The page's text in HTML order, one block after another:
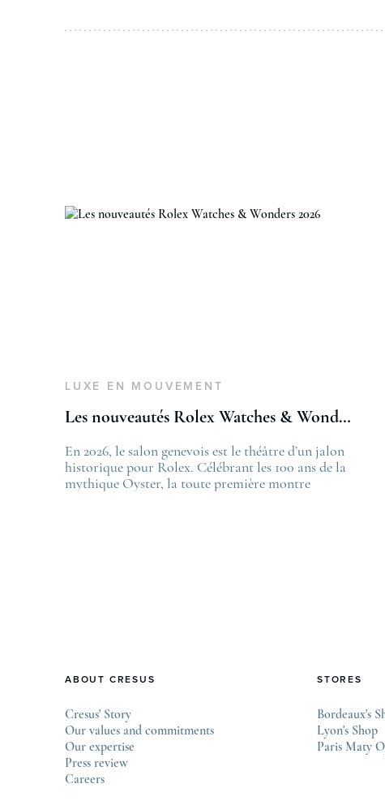
LUXE EN MOUVEMENT
Les nouveautés Rolex Watches & Wonders 2026
En 2026, le salon genevois est le théâtre d’un jalon
historique pour Rolex. Célébrant les 100 ans de la
mythique Oyster, la toute première montre
Les
first
ABOUT CRESUS
Cresus' Story
Our values and commitments
Our expertise
Press review
Careers
STORES
Bordeaux's
Lyon's Shop
Paris Maty